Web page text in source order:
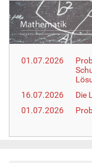
e
h
e
r
e
01.07.2026
16.07.2026
Die
01.07.2026